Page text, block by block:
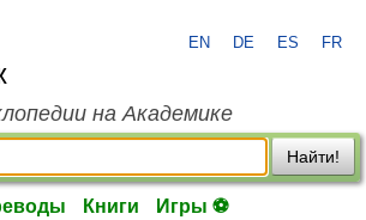
EN DE ES FR
на Академике
Найти!
Книги Игры ⚽